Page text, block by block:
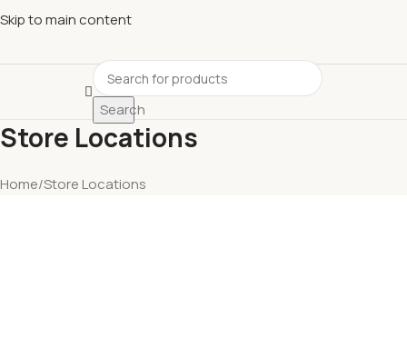
Skip to main content
Search
Store Locations
Home Store Locations